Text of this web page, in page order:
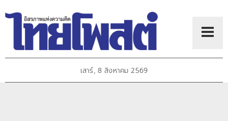
เสาร์, 8 สิงหาคม 2569